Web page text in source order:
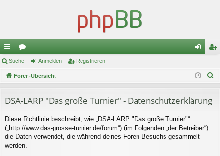
ch
ne
ug
riff
or
en m
de
ist
re
Suche Anmelden Registrieren
Foren-Übersicht
DSA-LARP "Das große Turnier" - Datenschutzerklärung
Diese Richtlinie beschreibt, wie „DSA-LARP "Das große Turnier"“
(„http://www.das-grosse-turnier.de/forum“) (im Folgenden „der Betreiber“)
die Daten verwendet, die während deines Foren-Besuchs gesammelt
werden.